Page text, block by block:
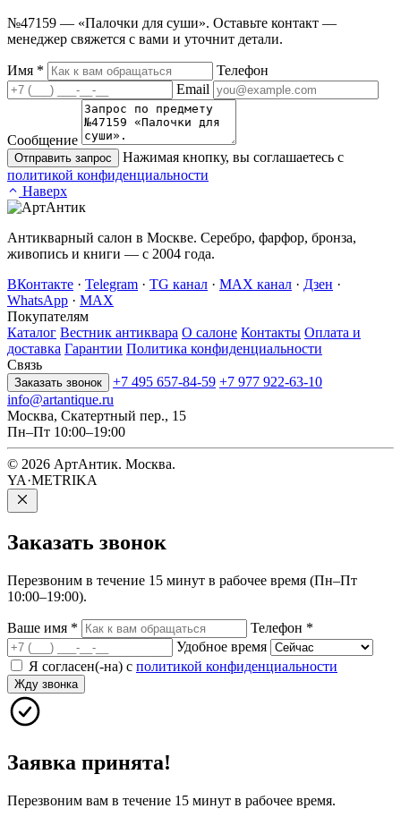
№47159 — «Палочки для суши». Оставьте контакт —
менеджер свяжется с вами и уточнит детали.
Имя *
Телефон
Email
Сообщение
Отправить запрос
Нажимая кнопку, вы соглашаетесь с
политикой конфиденциальности
Наверх
Антикварный салон в Москве. Серебро, фарфор, бронза,
живопись и книги — с 2004 года.
ВКонтакте · Telegram · TG канал · MAX канал · Дзен ·
WhatsApp · MAX
Покупателям
Каталог Вестник антиквара О салоне Контакты Оплата и
доставка Гарантии Политика конфиденциальности
Связь
Заказать звонок +7 495 657-84-59 +7 977 922-63-10
info@artantique.ru
Москва, Скатертный пер., 15
Пн–Пт 10:00–19:00
© 2026 АртАнтик. Москва.
YA·METRIKA
Заказать звонок
Перезвоним в течение 15 минут в рабочее время (Пн–Пт
10:00–19:00).
Ваше имя * Телефон *
Удобное время
Я согласен(-на) с политикой конфиденциальности
Жду звонка
Заявка принята!
Перезвоним вам в течение 15 минут в рабочее время.